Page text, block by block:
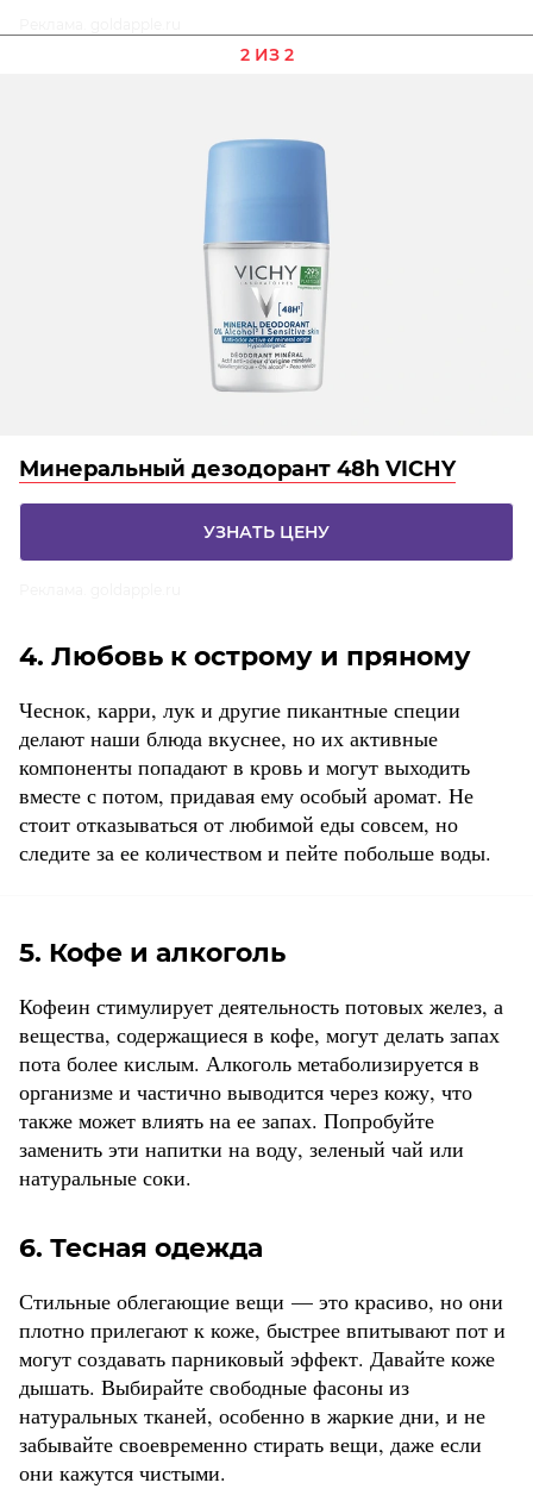
2 ИЗ 2
Минеральный дезодорант 48h VICHY
УЗНАТЬ ЦЕНУ
4. Любовь к острому и пряному
Чеснок, карри, лук и другие пикантные специи
делают наши блюда вкуснее, но их активные
компоненты попадают в кровь и могут выходить
вместе с потом, придавая ему особый аромат. Не
стоит отказываться от любимой еды совсем, но
следите за ее количеством и пейте побольше воды.
5. Кофе и алкоголь
Кофеин стимулирует деятельность потовых желез, а
вещества, содержащиеся в кофе, могут делать запах
пота более кислым. Алкоголь метаболизируется в
организме и частично выводится через кожу, что
также может влиять на ее запах. Попробуйте
заменить эти напитки на воду, зеленый чай или
натуральные соки.
6. Тесная одежда
Стильные облегающие вещи — это красиво, но они
плотно прилегают к коже, быстрее впитывают пот и
могут создавать парниковый эффект. Давайте коже
дышать. Выбирайте свободные фасоны из
натуральных тканей, особенно в жаркие дни, и не
забывайте своевременно стирать вещи, даже если
они кажутся чистыми.